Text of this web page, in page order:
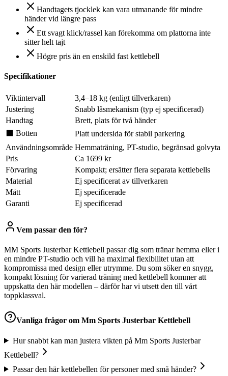
Handtagets tjocklek kan vara utmanande för mindre
händer vid längre pass
Ett svagt klick/rassel kan förekomma om plattorna inte
sitter helt tajt
Högre pris än en enskild fast kettlebell
Specifikationer
Viktintervall
3,4–18 kg (enligt tillverkaren)
Justering
Snabb låsmekanism (typ ej specificerad)
Handtag
Brett, plats för två händer
⬛ Botten
Platt undersida för stabil parkering
Användningsområde Hemmaträning, PT-studio, begränsad golvyta
Pris
Ca 1699 kr
Förvaring
Kompakt; ersätter flera separata kettlebells
Material
Ej specificerat av tillverkaren
Mått
Ej specificerade
Garanti
Ej specificerad
Vem passar den för?
MM Sports Justerbar Kettlebell passar dig som tränar hemma eller i
en mindre PT-studio och vill ha maximal flexibilitet utan att
kompromissa med design eller utrymme. Du som söker en snygg,
kompakt lösning för varierad träning med kettlebell kommer att
uppskatta den här modellen – därför har vi utsett den till vårt
toppklassval.
Vanliga frågor om Mm Sports Justerbar Kettlebell
Hur snabbt kan man justera vikten på Mm Sports Justerbar
Kettlebell?
Passar den här kettlebellen för personer med små händer?